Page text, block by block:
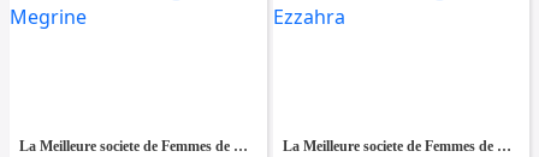
La Meilleure societe de Femmes de Ménage A Megrine La Meilleure societe de Femmes de Ménage A Ezzahra